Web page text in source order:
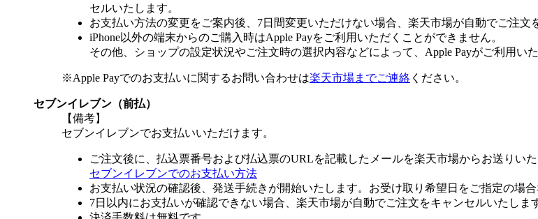
セルいたします。
お支払い方法の変更をご案内後、7日間変更いただけない場合、楽天市場が自動でご注文
iPhone以外の端末からのご購入時はApple Payをご利用いただくことができません。
その他、ショップの設定状況やご注文時の選択内容などによって、Apple Payがご利用い
※Apple Payでのお支払いに関するお問い合わせは楽天市場までご連絡 ください。
セブンイレブン（前払）
【備考】
セブンイレブンでお支払いいただけます。
ご注文後に、払込票番号および払込票のURLを記載したメールを楽天市場からお送りいた
セブンイレブンでのお支払い方法
お支払い状況の確認後、発送手続きが開始いたします。お受け取り希望日をご指定の場
7日以内にお支払いが確認できない場合、楽天市場が自動でご注文をキャンセルいたしま